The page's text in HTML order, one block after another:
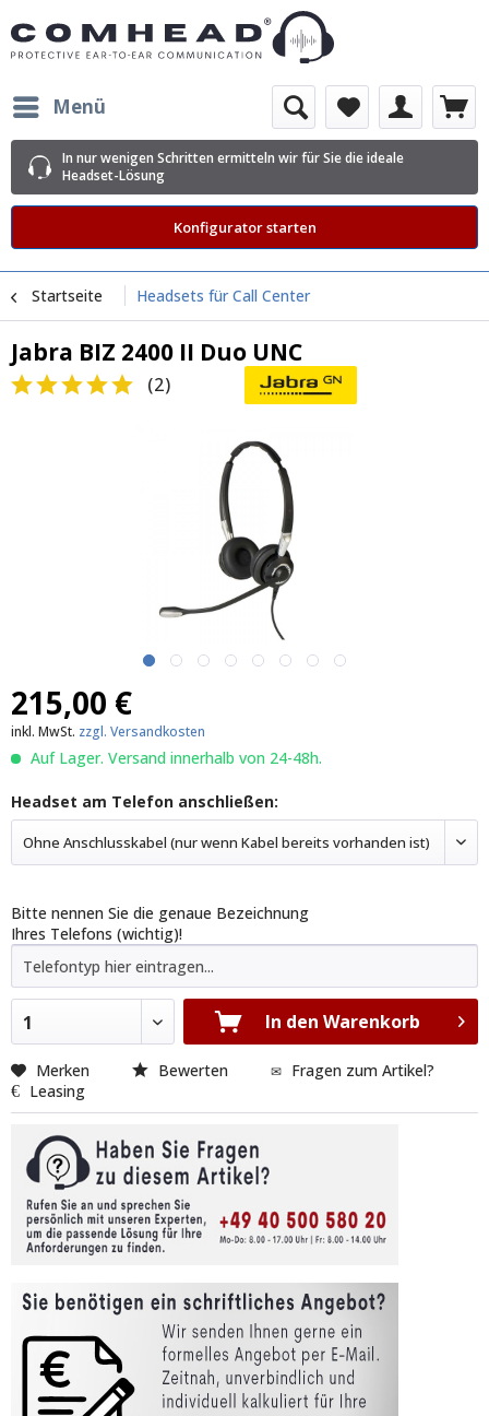
Menü
In nur wenigen Schritten ermitteln wir für Sie die ideale
Headset-Lösung
Konfigurator starten
Startseite Headsets für Call Center
Jabra BIZ 2400 II Duo UNC
(2)
215,00 €
inkl. MwSt. zzgl. Versandkosten
Auf Lager. Versand innerhalb von 24-48h.
Headset am Telefon anschließen:
Ohne Anschlusskabel (nur wenn Kabel bereits vorhanden ist)
Bitte nennen Sie die genaue Bezeichnung
Ihres Telefons (wichtig)!
1 In den Warenkorb
Merken Bewerten
Fragen zum Artikel?
Leasing